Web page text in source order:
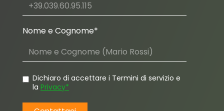
Nome e Cognome*
Dichiaro di accettare i Termini di servizio e
la Privacy*